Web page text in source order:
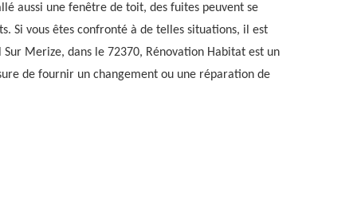
aussi une fenêtre de toit, des fuites peuvent se
Si vous êtes confronté à de telles situations, il est
Merize, dans le 72370, Rénovation Habitat est un
de fournir un changement ou une réparation de